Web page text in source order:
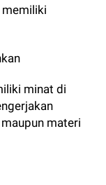
minat di
materi